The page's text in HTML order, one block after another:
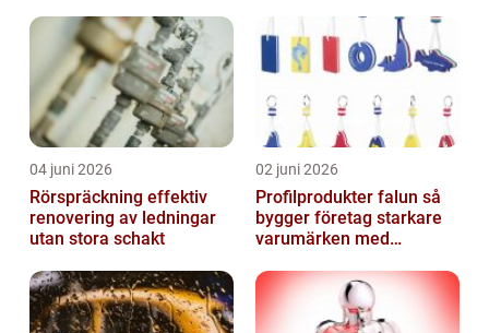
04 juni 2026
Rörspräckning effektiv
renovering av ledningar
utan stora schakt
02 juni 2026
Profilprodukter falun så
bygger företag starkare
varumärken med